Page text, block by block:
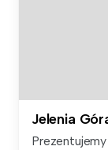
Jelenia